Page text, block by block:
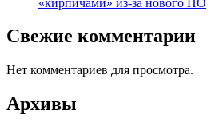
Свежие комментарии
Нет комментариев для просмотра.
Архивы